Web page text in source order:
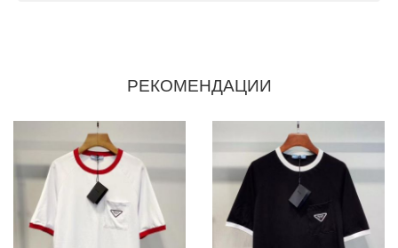
РЕКОМЕНДАЦИИ